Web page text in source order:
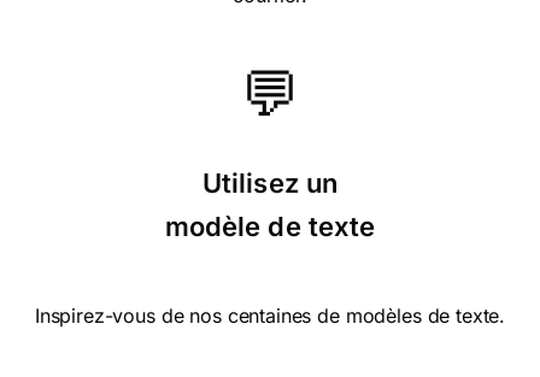
💬
Utilisez un
modèle de texte
Inspirez-vous de nos centaines de modèles de texte.